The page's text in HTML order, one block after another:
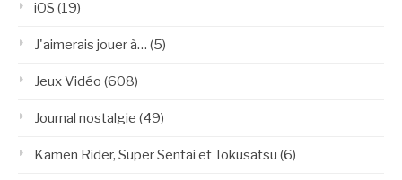
iOS (19)
J'aimerais jouer à… (5)
Jeux Vidéo (608)
Journal nostalgie (49)
Kamen Rider, Super Sentai et Tokusatsu (6)